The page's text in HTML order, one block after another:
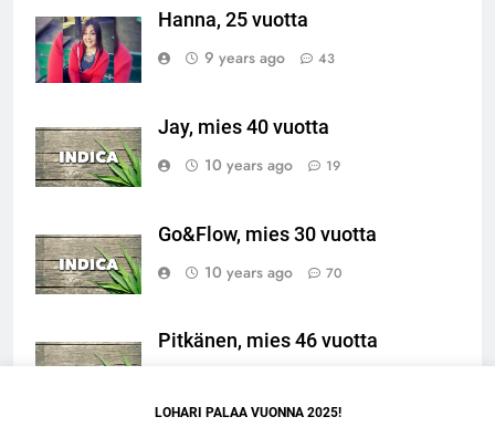
Hanna, 25 vuotta
9 years ago
43
Jay, mies 40 vuotta
10 years ago
19
Go&Flow, mies 30 vuotta
10 years ago
70
Pitkänen, mies 46 vuotta
LOHARI PALAA VUONNA 2025!